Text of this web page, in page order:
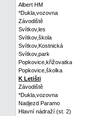
Albert HM
*Dukla,vozovna
Závodiště
Svítkov,les
Svítkov,škola
Svítkov,Kostnická
Svítkov,park
Popkovice,křižovatka
Popkovice,školka
K Letišti
Závodiště
*Dukla,vozovna
Nadjezd Paramo
Hlavní nádraží (st. 2)